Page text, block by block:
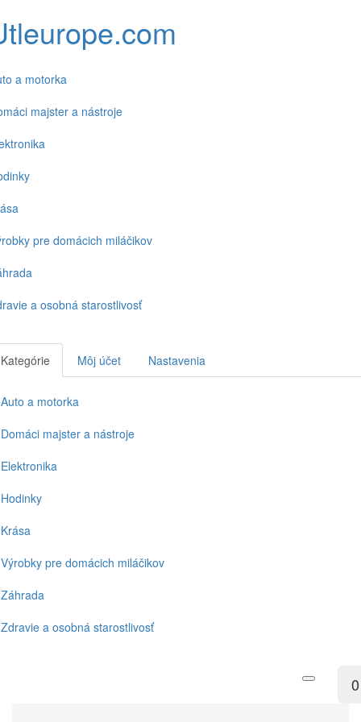
a motorka
majster a nástroje
pre domácich miláčikov
a osobná starostlivosť
Kategórie Môj účet Nastavenia
Auto a motorka
Domáci majster a nástroje
Elektronika
Hodinky
Krása
Výrobky pre domácich miláčikov
Záhrada
Zdravie a osobná starostlivosť
0